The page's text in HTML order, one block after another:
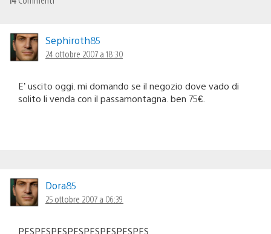
Sephiroth85
24 ottobre 2007 a 18:30
E’ uscito oggi. mi domando se il negozio dove vado di
solito li venda con il passamontagna. ben 75€.
Dora85
25 ottobre 2007 a 06:39
PESPESPESPESPESPESPESPES